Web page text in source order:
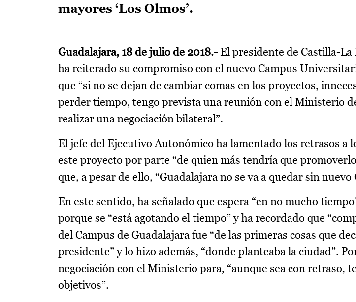
mayores ‘Los Olmos’.
Guadalajara, 18 de julio de 2018.-El presidente de Castilla-La
ha reiterado su compromiso con el nuevo Campus
que “si no se dejan de cambiar comas en los proyectos,
perder tiempo, tengo prevista una reunión con el Ministerio
realizar una negociación bilateral”.
El jefe del Ejecutivo Autonómico ha lamentado los retrasos a
este proyecto por parte “de quien más tendría que
que, a pesar de ello, “Guadalajara no se va a quedar sin nuevo
En este sentido, ha señalado que espera “en no mucho
porque se “está agotando el tiempo” y ha recordado que
del Campus de Guadalajara fue “de las primeras cosas que
presidente” y lo hizo además, “donde planteaba la ciudad”.
negociación con el Ministerio para, “aunque sea con retraso,
objetivos”.